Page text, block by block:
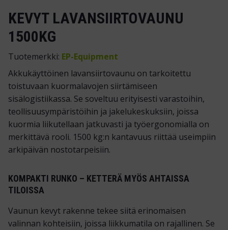
KEVYT LAVANSIIRTOVAUNU
1500KG
Tuotemerkki: EP-Equipment
Akkukäyttöinen lavansiirtovaunu on tarkoitettu
toistuvaan kuormalavojen siirtämiseen
sisälogistiikassa. Se soveltuu erityisesti varastoihin,
teollisuusympäristöihin ja jakelukeskuksiin, joissa
kuormia liikutellaan jatkuvasti ja työergonomialla on
merkittävä rooli. 1500 kg:n kantavuus riittää useimpiin
arkipäivän nostotarpeisiin.
KOMPAKTI RUNKO – KETTERÄ MYÖS AHTAISSA
TILOISSA
Vaunun kevyt rakenne tekee siitä erinomaisen
valinnan kohteisiin, joissa liikkumatila on rajallinen. Se